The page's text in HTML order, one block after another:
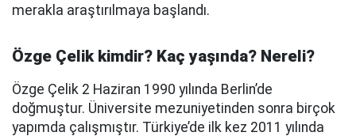
merakla araştırılmaya başlandı.
Özge Çelik kimdir? Kaç yaşında? Nereli?
Özge Çelik 2 Haziran 1990 yılında Berlin’de
doğmuştur. Üniversite mezuniyetinden sonra birçok
yapımda çalışmıştır. Türkiye’de ilk kez 2011 yılında